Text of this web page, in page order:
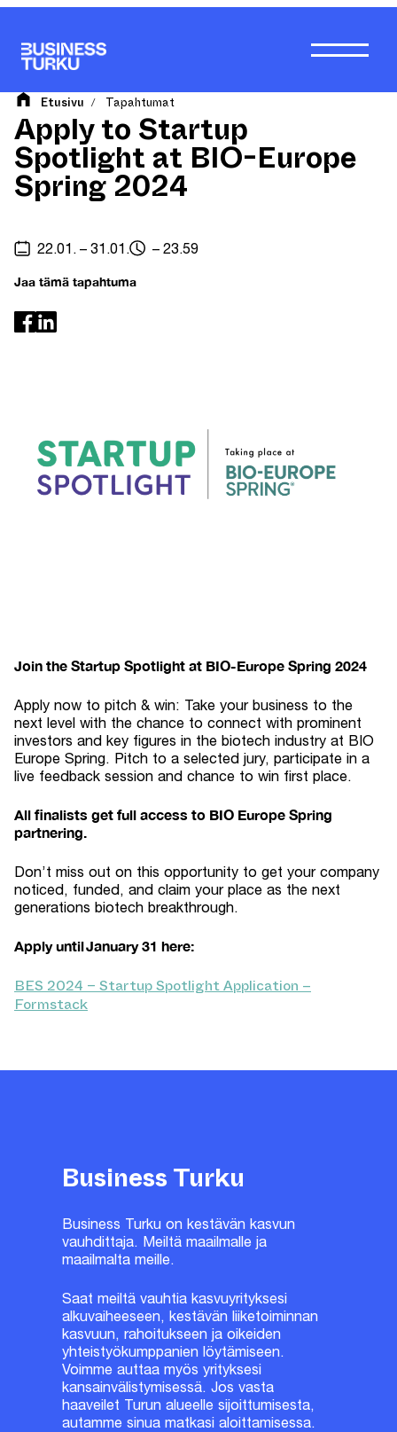
Etusivu / Tapahtumat
Apply to Startup
Spotlight at BIO-Europe
Spring 2024
22.01. – 31.01. – 23.59
Jaa tämä tapahtuma
Join the Startup Spotlight at BIO-Europe Spring 2024
Apply now to pitch & win: Take your business to the
next level with the chance to connect with prominent
investors and key figures in the biotech industry at BIO
Europe Spring. Pitch to a selected jury, participate in a
live feedback session and chance to win first place.
All finalists get full access to BIO Europe Spring
partnering.
Don’t miss out on this opportunity to get your company
noticed, funded, and claim your place as the next
generations biotech breakthrough.
Apply until January 31 here:
BES 2024 – Startup Spotlight Application –
Formstack
Business Turku
Business Turku on kestävän kasvun
vauhdittaja. Meiltä maailmalle ja
maailmalta meille.
Saat meiltä vauhtia kasvuyrityksesi
alkuvaiheeseen, kestävän liiketoiminnan
kasvuun, rahoitukseen ja oikeiden
yhteistyökumppanien löytämiseen.
Voimme auttaa myös yrityksesi
kansainvälistymisessä. Jos vasta
haaveilet Turun alueelle sijoittumisesta,
autamme sinua matkasi aloittamisessa.